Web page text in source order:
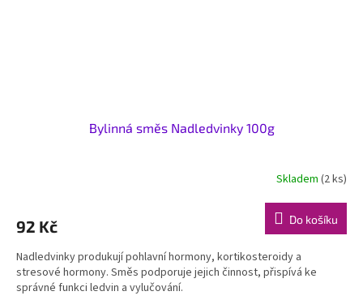
Bylinná směs Nadledvinky 100g
Skladem (2 ks)
92 Kč Do košíku
Nadledvinky produkují pohlavní hormony, kortikosteroidy a
stresové hormony. Směs podporuje jejich činnost, přispívá ke
správné funkci ledvin a vylučování.